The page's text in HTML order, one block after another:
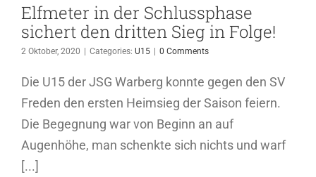
Elfmeter in der Schlussphase
sichert den dritten Sieg in Folge!
2 Oktober, 2020 | Categories: U15 | 0 Comments
Die U15 der JSG Warberg konnte gegen den SV
Freden den ersten Heimsieg der Saison feiern.
Die Begegnung war von Beginn an auf
Augenhöhe, man schenkte sich nichts und warf
[...]